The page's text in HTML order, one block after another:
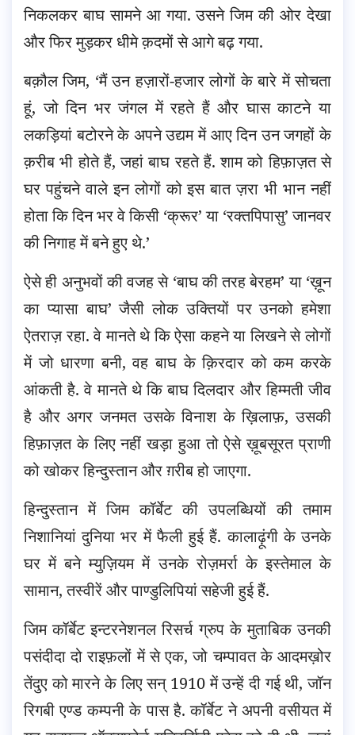
निकलकर बाघ सामने आ गया. उसने जिम की ओर देखा
और फिर मुड़कर धीमे क़दमों से आगे बढ़ गया.
बक़ौल जिम, ‘मैं उन हज़ारों-हजार लोगों के बारे में सोचता
हूं, जो दिन भर जंगल में रहते हैं और घास काटने या
लकड़ियां बटोरने के अपने उद्यम में आए दिन उन जगहों के
क़रीब भी होते हैं, जहां बाघ रहते हैं. शाम को हिफ़ाज़त से
घर पहुंचने वाले इन लोगों को इस बात ज़रा भी भान नहीं
होता कि दिन भर वे किसी ‘क्रूर’ या ‘रक्तपिपासु’ जानवर
की निगाह में बने हुए थे.’
ऐसे ही अनुभवों की वजह से ‘बाघ की तरह बेरहम’ या ‘ख़ून
का प्यासा बाघ’ जैसी लोक उक्तियों पर उनको हमेशा
ऐतराज़ रहा. वे मानते थे कि ऐसा कहने या लिखने से लोगों
में जो धारणा बनी, वह बाघ के क़िरदार को कम करके
आंकती है. वे मानते थे कि बाघ दिलदार और हिम्मती जीव
है और अगर जनमत उसके विनाश के ख़िलाफ़, उसकी
हिफ़ाज़त के लिए नहीं खड़ा हुआ तो ऐसे ख़ूबसूरत प्राणी
को खोकर हिन्दुस्तान और ग़रीब हो जाएगा.
हिन्दुस्तान में जिम कॉर्बेट की उपलब्धियों की तमाम
निशानियां दुनिया भर में फैली हुई हैं. कालाढ़ूंगी के उनके
घर में बने म्युज़ियम में उनके रोज़मर्रा के इस्तेमाल के
सामान, तस्वीरें और पाण्डुलिपियां सहेजी हुई हैं.
जिम कॉर्बेट इन्टरनेशनल रिसर्च ग्रुप के मुताबिक उनकी
पसंदीदा दो राइफ़लों में से एक, जो चम्पावत के आदमख़ोर
तेंदुए को मारने के लिए सन् 1910 में उन्हें दी गई थी, जॉन
रिगबी एण्ड कम्पनी के पास है. कॉर्बेट ने अपनी वसीयत में